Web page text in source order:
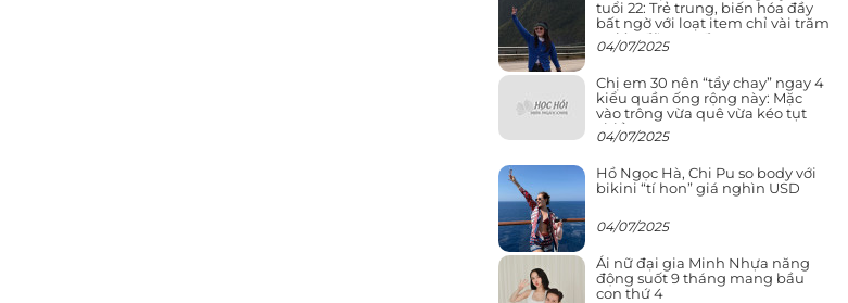
tuổi 22: Trẻ trung, biến hóa đầy
bất ngờ với loạt item chỉ vài trăm
nghìn đã mua được
04/07/2025
Chị em 30 nên “tẩy chay” ngay 4
kiểu quần ống rộng này: Mặc
vào trông vừa quê vừa kéo tụt
chiều cao
04/07/2025
Hồ Ngọc Hà, Chi Pu so body với
bikini “tí hon” giá nghìn USD
04/07/2025
Ái nữ đại gia Minh Nhựa năng
động suốt 9 tháng mang bầu
con thứ 4